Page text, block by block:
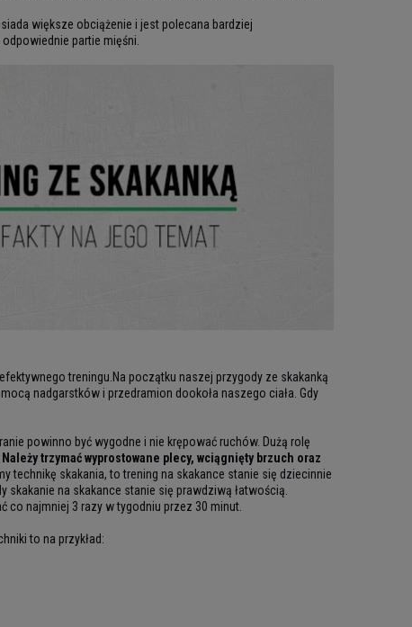
większe obciążenie i jest polecana bardziej
partie mięśni.
treningu.Na początku naszej przygody ze skakanką
nadgarstków i przedramion dookoła naszego ciała. Gdy
powinno być wygodne i nie krępować ruchów. Dużą rolę
trzymać wyprostowane plecy, wciągnięty brzuch oraz
technikę skakania, to trening na skakance stanie się dziecinnie
na skakance stanie się prawdziwą łatwością.
co najmniej 3 razy w tygodniu przez 30 minut.
to na przykład: